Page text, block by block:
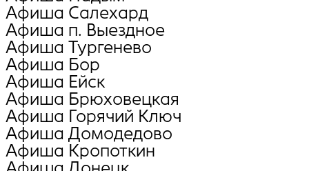
Афиша Салехард
Афиша п. Выездное
Афиша Тургенево
Афиша Бор
Афиша Ейск
Афиша Брюховецкая
Афиша Горячий Ключ
Афиша Домодедово
Афиша Кропоткин